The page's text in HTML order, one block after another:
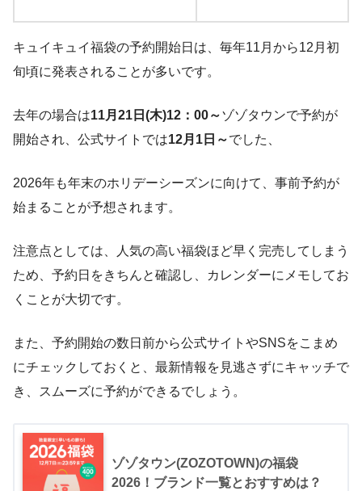
キュイキュイ福袋の予約開始日は、毎年11月から12月初
旬頃に発表されることが多いです。
去年の場合は11月21日(木)12：00～ゾゾタウンで予約が
開始され、公式サイトでは12月1日～でした、
2026年も年末のホリデーシーズンに向けて、事前予約が
始まることが予想されます。
注意点としては、人気の高い福袋ほど早く完売してしまう
ため、予約日をきちんと確認し、カレンダーにメモしてお
くことが大切です。
また、予約開始の数日前から公式サイトやSNSをこまめ
にチェックしておくと、最新情報を見逃さずにキャッチで
き、スムーズに予約ができるでしょう。
ゾゾタウン(ZOZOTOWN)の福袋
2026！ブランド一覧とおすすめは？